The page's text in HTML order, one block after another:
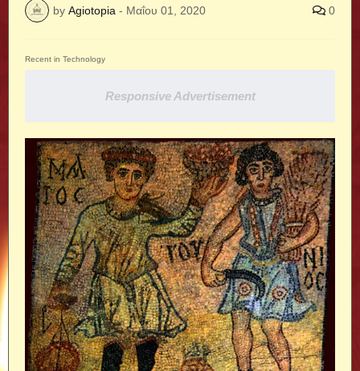
by Agiotopia - Μαΐου 01, 2020 0
Recent in Technology
Responsive Advertisement